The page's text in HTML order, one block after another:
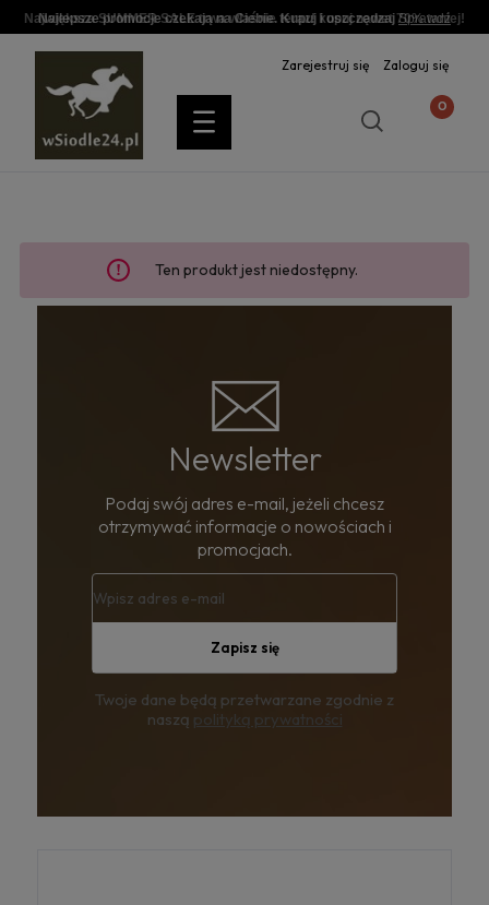
Największa SUMMER SALE trwa właśnie teraz! kupuj nawet 70% taniej!
Najlepsze promocje czekają na Ciebie. Kupuj i oszczędzajSprawdź
Zarejestruj się Zaloguj się
Ten produkt jest niedostępny.
Newsletter
Podaj swój adres e-mail, jeżeli chcesz
otrzymywać informacje o nowościach i
promocjach.
Zapisz się
Twoje dane będą przetwarzane zgodnie z
naszą polityką prywatności